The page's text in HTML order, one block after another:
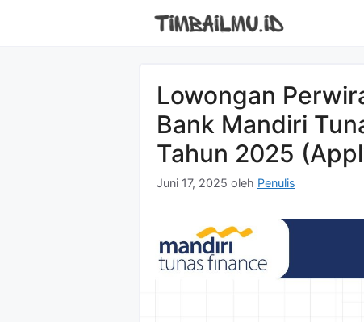
Lowongan
Bank Mandiri
Tahun 2025
Juni 17, 2025 oleh Penulis